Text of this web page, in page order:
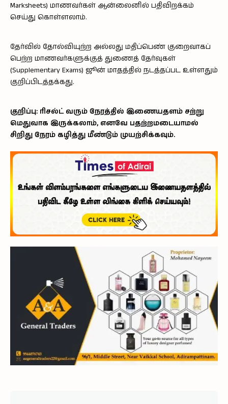
Marksheets) மாணவர்கள் ஆன்லைனில் பதிவிறக்கம்
செய்து கொள்ளலாம்.
தேர்வில் தோல்வியுற்ற அல்லது மதிப்பெண் குறைவாகப்
பெற்ற மாணவர்களுக்குத் துணைத் தேர்வுகள்
(Supplementary Exams) ஜூன் மாதத்தில் நடத்தப்பட உள்ளதும்
குறிப்பிடத்தக்கது.
குறிப்பு: ரிசல்ட் வரும் நேரத்தில் இணையதளம் சற்று
மெதுவாக இருக்கலாம், எனவே பதற்றமடையாமல்
சிறிது நேரம் கழித்து மீண்டும் முயற்சிக்கவும்.